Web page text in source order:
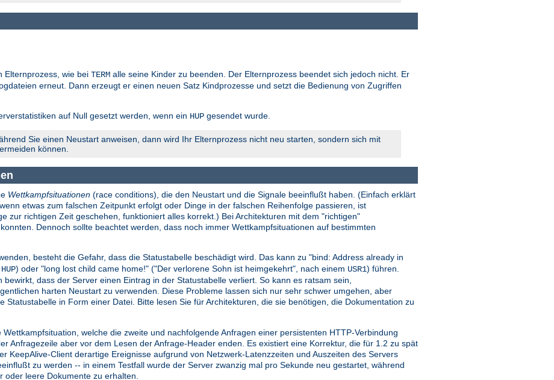
Elternprozess, wie bei TERM alle seine Kinder zu beenden. Der Elternprozess beendet sich jedoch nicht. Er
erneut. Dann erzeugt er einen neuen Satz Kindprozesse und setzt die Bedienung von Zugriffen
auf Null gesetzt werden, wenn ein HUP gesendet wurde.
Sie einen Neustart anweisen, dann wird Ihr Elternprozess nicht neu starten, sondern sich mit
können.
Wettkampfsituationen (race conditions), die den Neustart und die Signale beeinflußt haben. (Einfach erklärt
etwas zum falschen Zeitpunkt erfolgt oder Dinge in der falschen Reihenfolge passieren, ist
zur richtigen Zeit geschehen, funktioniert alles korrekt.) Bei Architekturen mit dem "richtigen"
Dennoch sollte beachtet werden, dass noch immer Wettkampfsituationen auf bestimmten
besteht die Gefahr, dass die Statustabelle beschädigt wird. Das kann zu "bind: Address already in
HUP) oder "long lost child came home!" ("Der verlorene Sohn ist heimgekehrt", nach einem USR1) führen.
dass der Server einen Eintrag in der Statustabelle verliert. So kann es ratsam sein,
harten Neustart zu verwenden. Diese Probleme lassen sich nur sehr schwer umgehen, aber
Statustabelle in Form einer Datei. Bitte lesen Sie für Architekturen, die sie benötigen, die Dokumentation zu
welche die zweite und nachfolgende Anfragen einer persistenten HTTP-Verbindung
Anfragezeile aber vor dem Lesen der Anfrage-Header enden. Es existiert eine Korrektur, die für 1.2 zu spät
KeepAlive-Client derartige Ereignisse aufgrund von Netzwerk-Latenzzeiten und Auszeiten des Servers
zu werden -- in einem Testfall wurde der Server zwanzig mal pro Sekunde neu gestartet, während
oder leere Dokumente zu erhalten.